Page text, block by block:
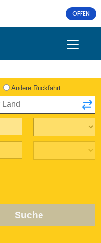
OFFEN
Andere Rückfahrt
Suche